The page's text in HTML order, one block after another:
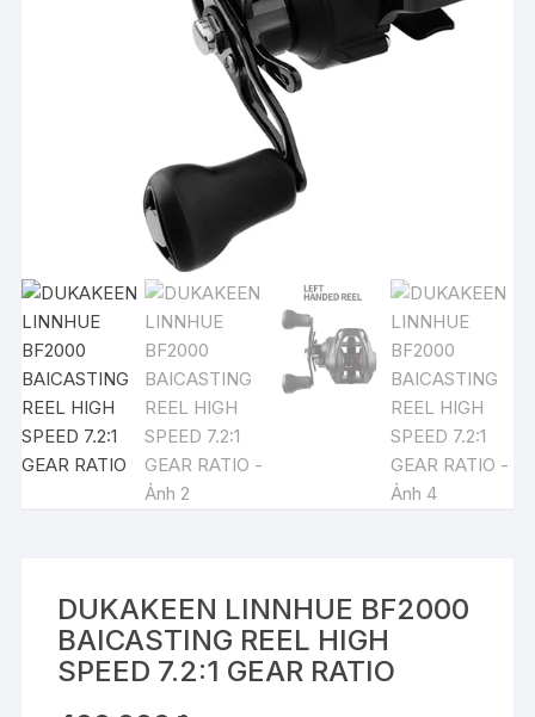
DUKAKEEN LINNHUE BF2000
BAICASTING REEL HIGH
SPEED 7.2:1 GEAR RATIO